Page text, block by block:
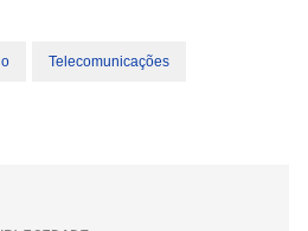
Telecomunicações